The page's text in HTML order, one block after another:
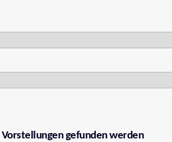
gefunden werden